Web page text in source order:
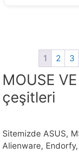
1 2 3
MOUSE
çeşitleri
Sitemizde ASUS,
Alienware,